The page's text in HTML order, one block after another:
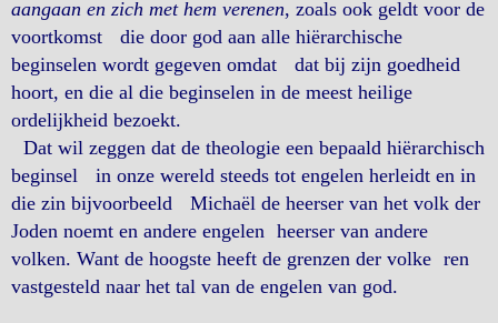
aangaan en zich met hem verenen, zoals ook geldt voor de
voortkomst die door god aan alle hiërarchische
beginselen wordt gegeven omdat dat bij zijn goedheid
hoort, en die al die beginselen in de meest heilige
ordelijkheid bezoekt.
Dat wil zeggen dat de theologie een bepaald hiërarchisch
beginsel in onze wereld steeds tot engelen herleidt en in
die zin bijvoorbeeld Michaël de heerser van het volk der
Joden noemt en andere engelen heerser van andere
volken. Want de hoogste heeft de grenzen der volke ren
vastgesteld naar het tal van de engelen van god.